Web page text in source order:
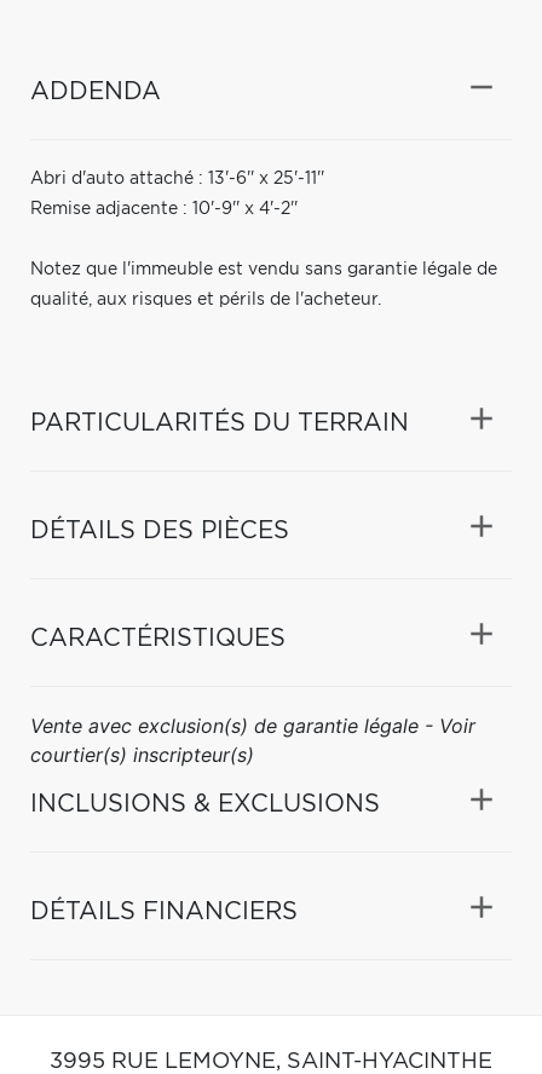
ADDENDA
Abri d'auto attaché : 13'-6'' x 25'-11''
Remise adjacente : 10'-9'' x 4'-2''
Notez que l'immeuble est vendu sans garantie légale de
qualité, aux risques et périls de l'acheteur.
PARTICULARITÉS DU TERRAIN
DÉTAILS DES PIÈCES
CARACTÉRISTIQUES
Vente avec exclusion(s) de garantie légale - Voir
courtier(s) inscripteur(s)
INCLUSIONS & EXCLUSIONS
DÉTAILS FINANCIERS
3995 RUE LEMOYNE, SAINT-HYACINTHE